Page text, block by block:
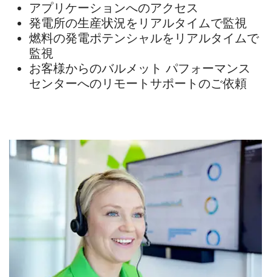
アプリケーションへのアクセス
発電所の生産状況をリアルタイムで監視
燃料の発電ポテンシャルをリアルタイムで
監視
お客様からのバルメット パフォーマンス
センターへのリモートサポートのご依頼